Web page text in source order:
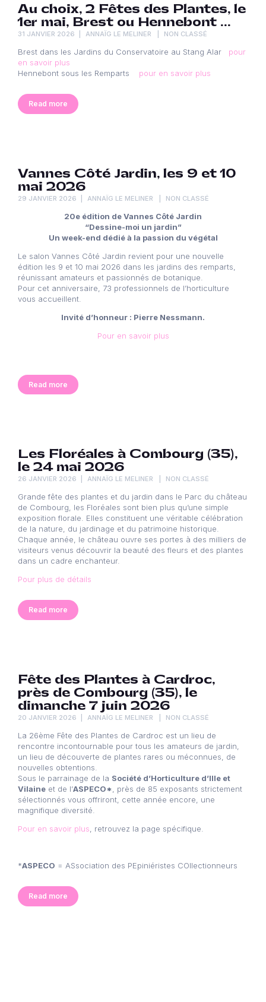
Au choix, 2 Fêtes des Plantes, le
1er mai, Brest ou Hennebont …
31 JANVIER 2026 ANNAÏG LE MELINER NON CLASSÉ
Brest dans les Jardins du Conservatoire au Stang Alar pour
en savoir plus
Hennebont sous les Remparts pour en savoir plus
Read more
Vannes Côté Jardin, les 9 et 10
mai 2026
29 JANVIER 2026 ANNAÏG LE MELINER NON CLASSÉ
20e édition de Vannes Côté Jardin
“Dessine-moi un jardin”
Un week-end dédié à la passion du végétal
Le salon Vannes Côté Jardin revient pour une nouvelle
édition les 9 et 10 mai 2026 dans les jardins des remparts,
réunissant amateurs et passionnés de botanique.
Pour cet anniversaire, 73 professionnels de l’horticulture
vous accueillent.
Invité d’honneur : Pierre Nessmann.
Pour en savoir plus
Read more
Les Floréales à Combourg (35),
le 24 mai 2026
26 JANVIER 2026 ANNAÏG LE MELINER NON CLASSÉ
Grande fête des plantes et du jardin dans le Parc du château
de Combourg, les Floréales sont bien plus qu’une simple
exposition florale. Elles constituent une véritable célébration
de la nature, du jardinage et du patrimoine historique.
Chaque année, le château ouvre ses portes à des milliers de
visiteurs venus découvrir la beauté des fleurs et des plantes
dans un cadre enchanteur.
Pour plus de détails
Read more
Fête des Plantes à Cardroc,
près de Combourg (35), le
dimanche 7 juin 2026
20 JANVIER 2026 ANNAÏG LE MELINER NON CLASSÉ
La 26ème Fête des Plantes de Cardroc est un lieu de
rencontre incontournable pour tous les amateurs de jardin,
un lieu de découverte de plantes rares ou méconnues, de
nouvelles obtentions.
Sous le parrainage de la Société d’Horticulture d’Ille et
Vilaine et de l’ASPECO*
, près de 85 exposants strictement
sélectionnés vous offriront, cette année encore, une
magnifique diversité.
Pour en savoir plus , retrouvez la page spécifique.
*ASPECO = ASsociation des PEpiniéristes COllectionneurs
Read more